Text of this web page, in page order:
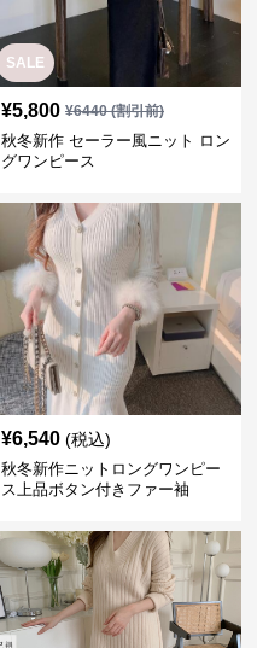
SALE
¥5,800 ¥6440(割引前)
秋冬新作 セーラー風ニット ロン
グワンピース
¥6,540 (税込)
秋冬新作ニットロングワンピー
ス上品ボタン付きファー袖